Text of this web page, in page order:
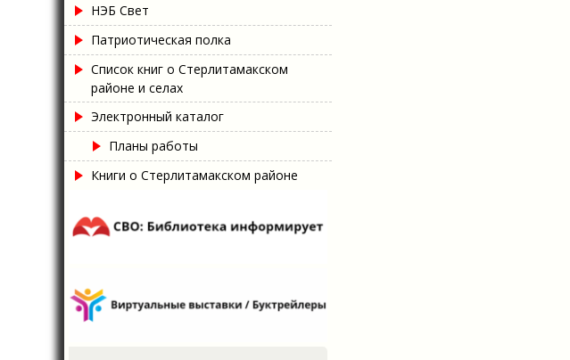
НЭБ Свет
Патриотическая полка
Список книг о Стерлитамакском
районе и селах
Электронный каталог
Планы работы
Книги о Стерлитамакском районе